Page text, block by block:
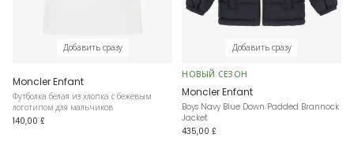
Добавить сразу
Moncler Enfant
Футболка белая из хлопка с бежевым
логотипом для мальчиков
140,00 £
Добавить сразу
НОВЫЙ СЕЗОН
Moncler Enfant
Boys Navy Blue Down Padded Brannock
Jacket
435,00 £